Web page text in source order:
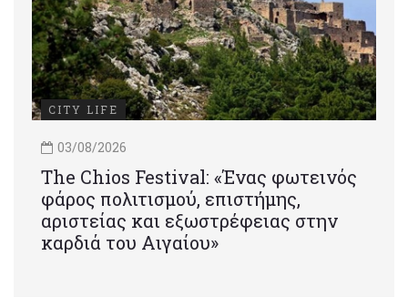
CITY LIFE
03/08/2026
Τhe Chios Festival: «Ένας φωτεινός
φάρος πολιτισμού, επιστήμης,
αριστείας και εξωστρέφειας στην
καρδιά του Αιγαίου»